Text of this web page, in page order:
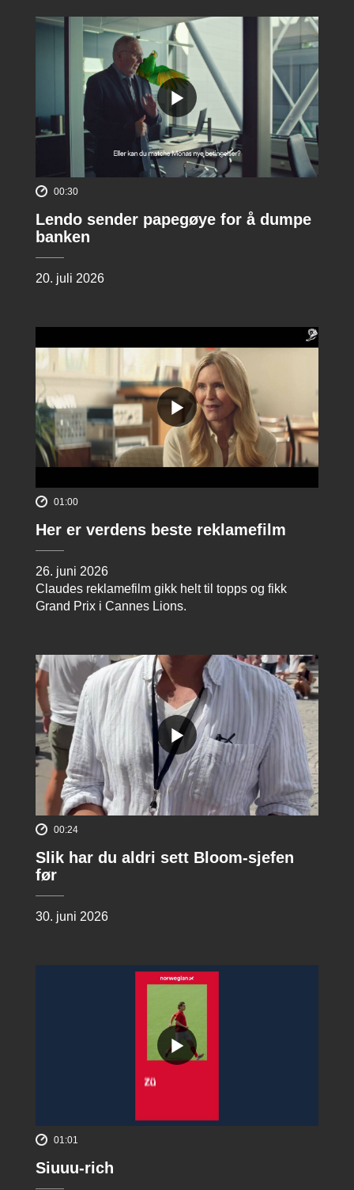
00:30
Lendo sender papegøye for å dumpe
banken
20. juli 2026
01:00
Her er verdens beste reklamefilm
26. juni 2026
Claudes reklamefilm gikk helt til topps og fikk
Grand Prix i Cannes Lions.
00:24
Slik har du aldri sett Bloom-sjefen
før
30. juni 2026
01:01
Siuuu-rich